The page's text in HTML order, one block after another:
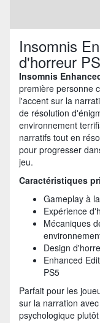
Insomnis
d'horreur
Insomnis
première personne
l'accent sur la
de résolution
environnement
narratifs tout en
pour progresser
jeu.
Caractéristiques
Gameplay à
Expérience
Mécaniques
Design
Enhanced
PS5
Parfait pour les
sur la narration
psychologique